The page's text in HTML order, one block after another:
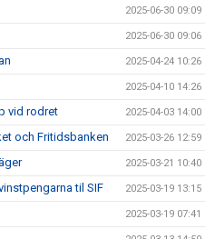
2025-06-30 09:09
2025-06-30 09:06
2025-04-24 10:26
2025-04-10 14:26
vid rodret 2025-04-03 14:00
och Fritidsbanken 2025-03-26 12:59
2025-03-21 10:40
til SIF 2025-03-19 13:15
2025-03-19 07:41